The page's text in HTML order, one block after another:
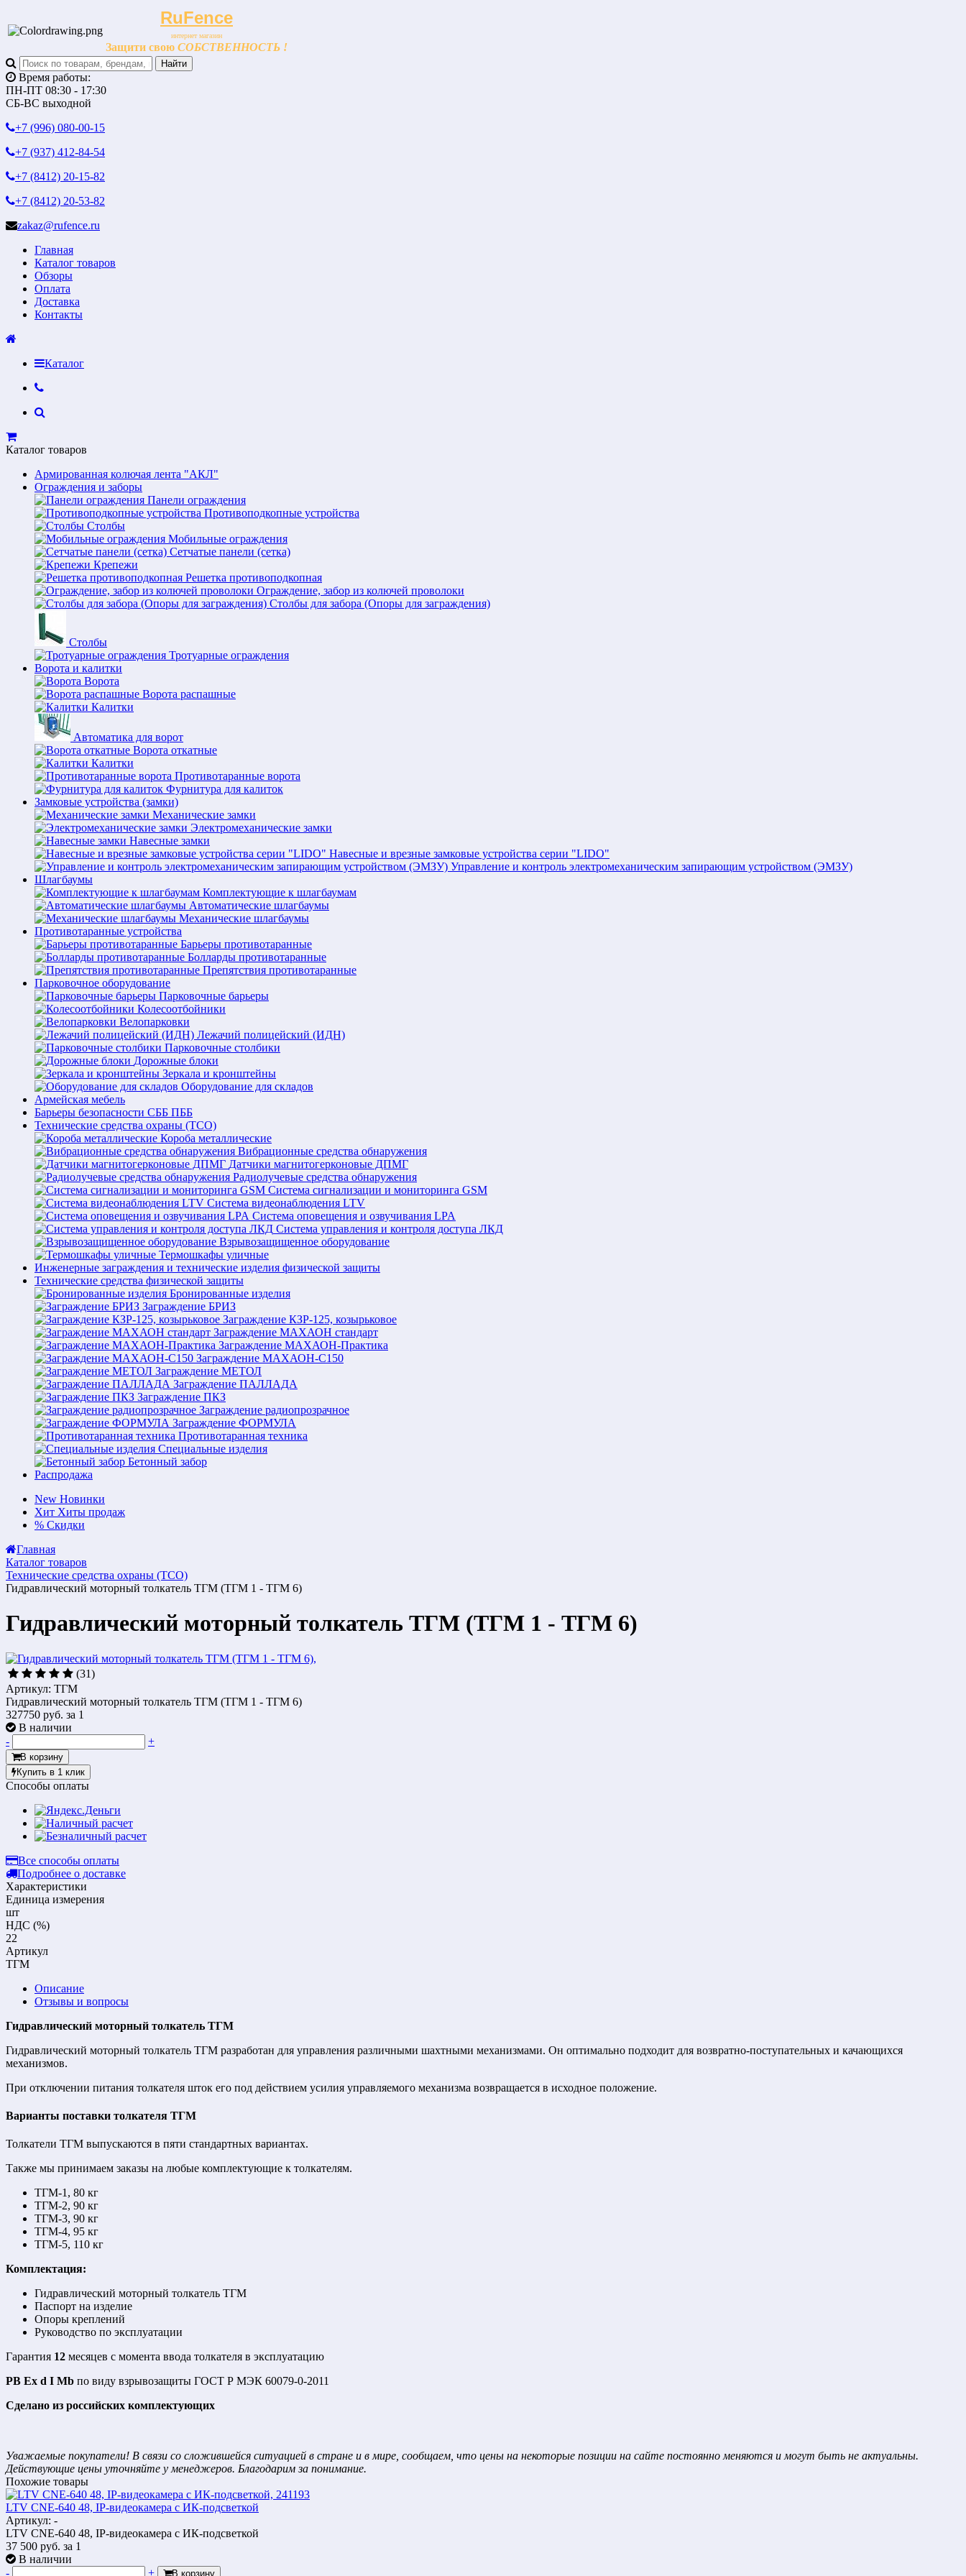
RuFence
интернет магазин
Защити свою СОБСТВЕННОСТЬ !
Время работы:
ПН-ПТ 08:30 - 17:30
СБ-ВС выходной
+7 (996) 080-00-15
+7 (937) 412-84-54
+7 (8412) 20-15-82
+7 (8412) 20-53-82
zakaz@rufence.ru
Главная
Каталог товаров
Обзоры
Оплата
Доставка
Контакты
Каталог
Каталог товаров
Армированная колючая лента "АКЛ"
Ограждения и заборы
Панели ограждения
Противоподкопные устройства
Столбы
Мобильные ограждения
Сетчатые панели (сетка)
Крепежи
Решетка противоподкопная
Ограждение, забор из колючей проволоки
Столбы для забора (Опоры для заграждения)
Столбы
Тротуарные ограждения
Ворота и калитки
Ворота
Ворота распашные
Калитки
Автоматика для ворот
Ворота откатные
Калитки
Противотаранные ворота
Фурнитура для калиток
Замковые устройства (замки)
Механические замки
Электромеханические замки
Навесные замки
Навесные и врезные замковые устройства серии "LIDO"
Управление и контроль электромеханическим запирающим устройством (ЭМЗУ)
Шлагбаумы
Комплектующие к шлагбаумам
Автоматические шлагбаумы
Механические шлагбаумы
Противотаранные устройства
Барьеры противотаранные
Болларды противотаранные
Препятствия противотаранные
Парковочное оборудование
Парковочные барьеры
Колесоотбойники
Велопарковки
Лежачий полицейский (ИДН)
Парковочные столбики
Дорожные блоки
Зеркала и кронштейны
Оборудование для складов
Армейская мебель
Барьеры безопасности СББ ПББ
Технические средства охраны (ТСО)
Короба металлические
Вибрационные средства обнаружения
Датчики магнитогерконовые ДПМГ
Радиолучевые средства обнаружения
Система сигнализации и мониторинга GSM
Система видеонаблюдения LTV
Система оповещения и озвучивания LPA
Система управления и контроля доступа ЛКД
Взрывозащищенное оборудование
Термошкафы уличные
Инженерные заграждения и технические изделия физической защиты
Технические средства физической защиты
Бронированные изделия
Заграждение БРИЗ
Заграждение КЗР-125, козырьковое
Заграждение МАХАОН стандарт
Заграждение МАХАОН-Практика
Заграждение МАХАОН-С150
Заграждение МЕТОЛ
Заграждение ПАЛЛАДА
Заграждение ПКЗ
Заграждение радиопрозрачное
Заграждение ФОРМУЛА
Противотаранная техника
Специальные изделия
Бетонный забор
Распродажа
New Новинки
Хит Хиты продаж
% Скидки
Главная
Каталог товаров
Технические средства охраны (ТСО)
Гидравлический моторный толкатель ТГМ (ТГМ 1 - ТГМ 6)
Гидравлический моторный толкатель ТГМ (ТГМ 1 - ТГМ 6)
(31)
Артикул: ТГМ
Гидравлический моторный толкатель ТГМ (ТГМ 1 - ТГМ 6)
327750 руб. за 1
В наличии
-
+
В корзину
Купить в 1 клик
Способы оплаты
Все способы оплаты
Подробнее о доставке
Характеристики
Единица измерения
шт
НДС (%)
22
Артикул
ТГМ
Описание
Отзывы и вопросы
Гидравлический моторный толкатель ТГМ
Гидравлический моторный толкатель ТГМ разработан для управления различными шахтными механизмами. Он оптимально подходит для возвратно-поступательных и качающихся
механизмов.
При отключении питания толкателя шток его под действием усилия управляемого механизма возвращается в исходное положение.
Варианты поставки толкателя ТГМ
Толкатели ТГМ выпускаются в пяти стандартных вариантах.
Также мы принимаем заказы на любые комплектующие к толкателям.
ТГМ-1, 80 кг
ТГМ-2, 90 кг
ТГМ-3, 90 кг
ТГМ-4, 95 кг
ТГМ-5, 110 кг
Комплектация:
Гидравлический моторный толкатель ТГМ
Паспорт на изделие
Опоры креплений
Руководство по эксплуатации
Гарантия 12 месяцев с момента ввода толкателя в эксплуатацию
РВ Ex d I Mb по виду взрывозащиты ГОСТ Р МЭК 60079-0-2011
Сделано из российских комплектующих
Уважаемые покупатели! В связи со сложившейся ситуацией в стране и в мире, сообщаем, что цены на некоторые позиции на сайте постоянно меняются и могут быть не актуальны.
Действующие цены уточняйте у менеджеров. Благодарим за понимание.
Похожие товары
LTV CNE-640 48, IP-видеокамера с ИК-подсветкой
Артикул: -
LTV CNE-640 48, IP-видеокамера с ИК-подсветкой
37 500 руб. за 1
В наличии
-
+ В корзину